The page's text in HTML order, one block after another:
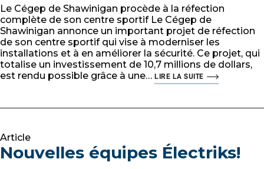
Le Cégep de Shawinigan procède à la réfection
complète de son centre sportif Le Cégep de
Shawinigan annonce un important projet de réfection
de son centre sportif qui vise à moderniser les
installations et à en améliorer la sécurité. Ce projet, qui
totalise un investissement de 10,7 millions de dollars,
est rendu possible grâce à une… LIRE LA SUITE
Article
Nouvelles équipes Électriks!